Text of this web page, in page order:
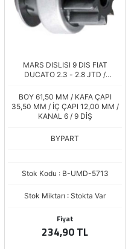
MARS DISLISI 9 DIS FIAT
DUCATO 2.3 - 2.8 JTD /
JUMPER 2.8 HDI
BOY 61,50 MM / KAFA ÇAPI
35,50 MM / İÇ ÇAPI 12,00 MM /
KANAL 6 / 9 DİŞ
BYPART
Stok Kodu : B-UMD-5713
Stok Miktarı : Stokta Var
Fiyat
234,90 TL